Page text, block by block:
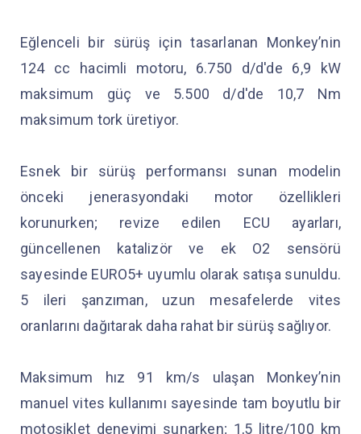
Eğlenceli bir sürüş için tasarlanan Monkey’nin
124 cc hacimli motoru, 6.750 d/d'de 6,9 kW
maksimum güç ve 5.500 d/d'de 10,7 Nm
maksimum tork üretiyor.
Esnek bir sürüş performansı sunan modelin
önceki jenerasyondaki motor özellikleri
korunurken; revize edilen ECU ayarları,
güncellenen katalizör ve ek O2 sensörü
sayesinde EURO5+ uyumlu olarak satışa sunuldu.
5 ileri şanzıman, uzun mesafelerde vites
oranlarını dağıtarak daha rahat bir sürüş sağlıyor.
Maksimum hız 91 km/s ulaşan Monkey’nin
manuel vites kullanımı sayesinde tam boyutlu bir
motosiklet deneyimi sunarken; 1,5 litre/100 km